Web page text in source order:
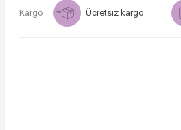
Kargo Ücretsiz kargo